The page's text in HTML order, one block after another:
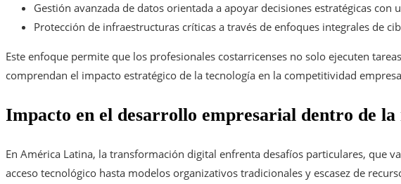
Gestión avanzada de datos orientada a apoyar decisiones estratégicas con
Protección de infraestructuras críticas a través de enfoques integrales de
Este enfoque permite que los profesionales costarricenses no solo ejecuten
comprendan el impacto estratégico de la tecnología en la competitividad
Impacto en el desarrollo empresarial dentro de la
En América Latina, la transformación digital enfrenta desafíos particulares, que
acceso tecnológico hasta modelos organizativos tradicionales y escasez de